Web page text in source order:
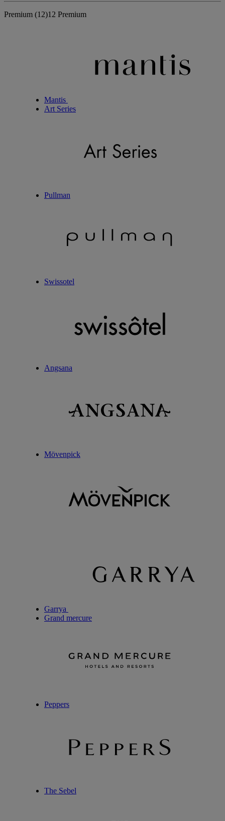
Premium (12)12 Premium
Mantis
Art Series
Pullman
Swissotel
Angsana
Mövenpick
Garrya
Grand mercure
Peppers
The Sebel